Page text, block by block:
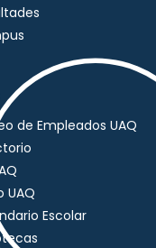
de Empleados UAQ
UAQ
Escolar